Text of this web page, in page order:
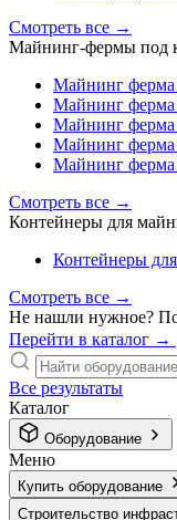
Смотреть все →
Майнинг-фермы под
Майнинг
Майнинг
Майнинг
Майнинг
Майнинг
Смотреть все →
Контейнеры для
Контейнеры
Смотреть все →
Не нашли нужное?
Перейти в каталог →
Все результаты
Каталог
Оборудование
Меню
Купить оборудование
Строительство